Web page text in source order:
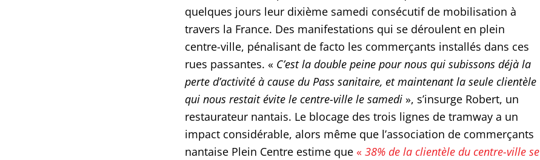
quelques jours leur dixième samedi consécutif de mobilisation à
travers la France. Des manifestations qui se déroulent en plein
centre-ville, pénalisant de facto les commerçants installés dans ces
rues passantes. « C’est la double peine pour nous qui subissons déjà la
perte d’activité à cause du Pass sanitaire, et maintenant la seule clientèle
qui nous restait évite le centre-ville le samedi», s’insurge Robert, un
restaurateur nantais. Le blocage des trois lignes de tramway a un
impact considérable, alors même que l’association de commerçants
nantaise Plein Centre estime que « 38% de la clientèle du centre-ville se